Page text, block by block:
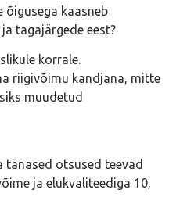
kaasneb
tagajärgede eest?
korrale.
riigivõimu kandjana, mitte
muudetud
tänased otsused teevad
ja elukvaliteediga 10,